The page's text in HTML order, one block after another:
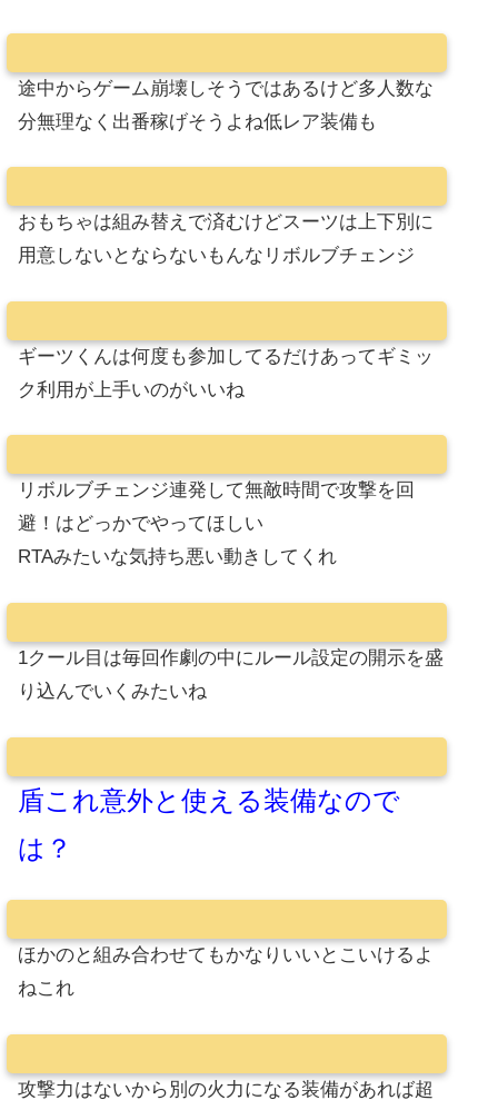
途中からゲーム崩壊しそうではあるけど多人数な
分無理なく出番稼げそうよね低レア装備も
おもちゃは組み替えで済むけどスーツは上下別に
用意しないとならないもんなリボルブチェンジ
ギーツくんは何度も参加してるだけあってギミッ
ク利用が上手いのがいいね
リボルブチェンジ連発して無敵時間で攻撃を回
避！はどっかでやってほしい
RTAみたいな気持ち悪い動きしてくれ
1クール目は毎回作劇の中にルール設定の開示を盛
り込んでいくみたいね
盾これ意外と使える装備なので
は？
ほかのと組み合わせてもかなりいいとこいけるよ
ねこれ
攻撃力はないから別の火力になる装備があれば超